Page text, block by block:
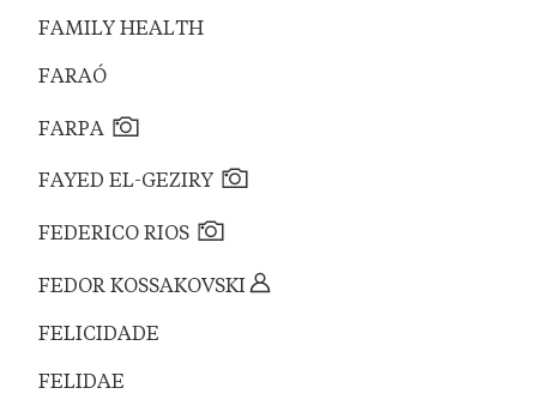
FAMILY HEALTH
FARAÓ
FARPA
FAYED EL-GEZIRY
FEDERICO RIOS
FEDOR KOSSAKOVSKI
FELICIDADE
FELIDAE